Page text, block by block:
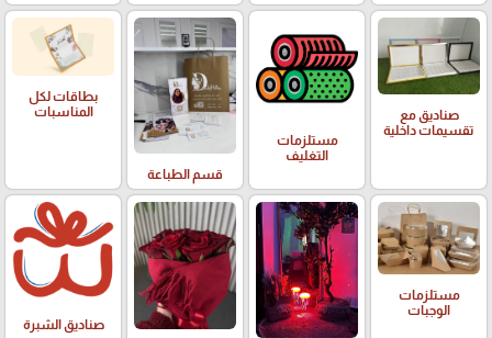
صناديق مع
تقسيمات داخلية
مستلزمات
التغليف
قسم الطباعة
بطاقات لكل
المناسبات
مستلزمات
الوجبات
صناديق الشبرة